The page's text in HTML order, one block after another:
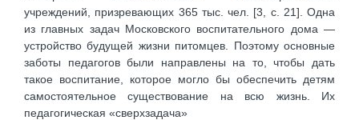
учреждений, призревающих 365 тыс. чел. [3, с. 21]. Одна
из главных задач Московского воспитательного дома —
устройство будущей жизни питомцев. Поэтому основные
заботы педагогов были направлены на то, чтобы дать
такое воспитание, которое могло бы обеспечить детям
самостоятельное существование на всю жизнь. Их
педагогическая «сверхзадача»